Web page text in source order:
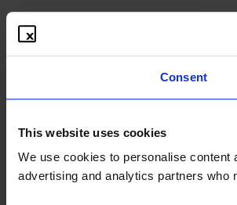
Consent
This website uses cookies
We use cookies to personalise
advertising and analytics partners who